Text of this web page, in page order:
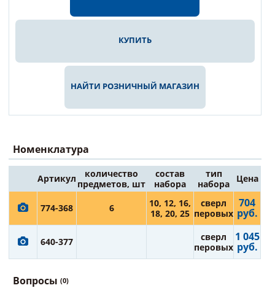
КУПИТЬ
НАЙТИ РОЗНИЧНЫЙ МАГАЗИН
Номенклатура
Артикул
количество
предметов, шт
состав
набора
тип
набора
Цена
774-368 6
10, 12, 16,
18, 20, 25
сверл
перовых
704
руб.
640-377
сверл
перовых
1 045
руб.
Вопросы (0)